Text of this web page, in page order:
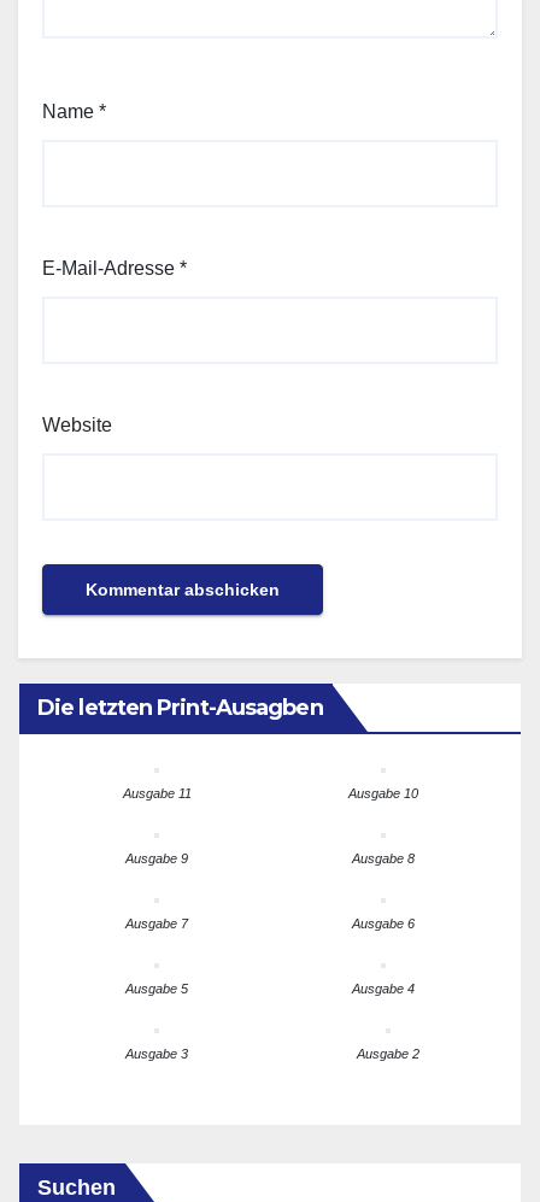
Name *
E-Mail-Adresse *
Website
Die letzten Print-Ausagben
Ausgabe 11 Ausgabe 10
Ausgabe 9 Ausgabe 8
Ausgabe 7 Ausgabe 6
Ausgabe 5 Ausgabe 4
Ausgabe 3 Ausgabe 2
Suchen